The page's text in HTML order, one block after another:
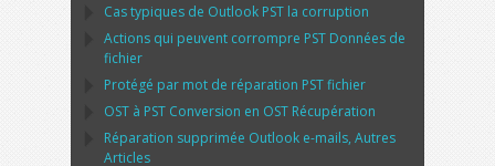
Cas typiques de Outlook PST la corruption
Actions qui peuvent corrompre PST Données de
fichier
Protégé par mot de réparation PSTfichier
OST à PST Conversion en OST Récupération
Réparation supprimée Outlook e-mails, Autres
Articles